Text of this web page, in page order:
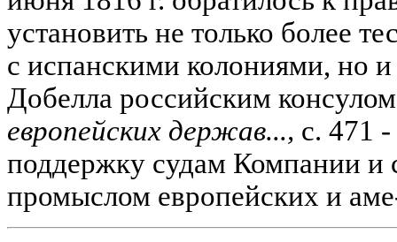
установить не только более
с испанскими колониями, но и
Добелла российским
европейских держав..., с. 471
поддержку судам Компании и
промыслом европейских и